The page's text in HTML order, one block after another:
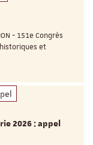
- 151e Congrès
et
2026 : appel